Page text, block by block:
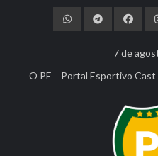
7 de
O PE
Portal Esportivo Cast